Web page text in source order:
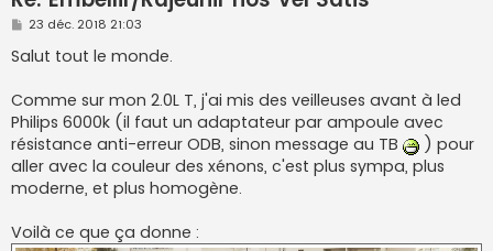
M
s
s
g
e
23 déc. 2018 21:03
Salut tout le monde.
Comme sur mon 2.0L T, j'ai mis des veilleuses avant à led
Philips 6000k (il faut un adaptateur par ampoule avec
résistance anti-erreur ODB, sinon message au TB
) pour
aller avec la couleur des xénons, c'est plus sympa, plus
moderne, et plus homogène.
Voilà ce que ça donne :